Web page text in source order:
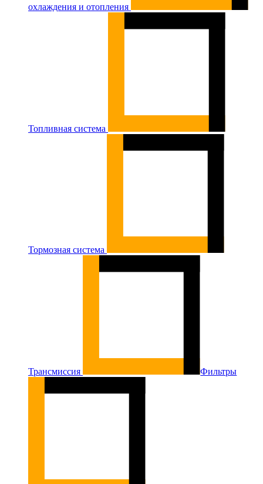
охлаждения и отопления
Топливная система
Тормозная система
Трансмиссия Фильтры